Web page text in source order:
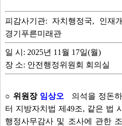
안건
부록
2025년도 행감
영상회의록
피감사기관: 자치행정국, 인재
경기푸른미래관
일 시: 2025년 11월 17일(월)
장 소: 안전행정위원회 회의실
○ 위원장 임상오
의석을 정돈
터 지방자치법 제49조, 같은 법
행정사무감사 및 조사에 관한